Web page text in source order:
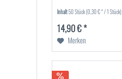
Inhalt50 Stück(0,30 € * / 1 Stück)
14,90 € *
Merken